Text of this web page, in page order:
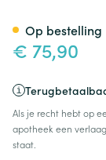
€ 75,90
Als je recht hebt op
apotheek een
staat.
Op bestelling